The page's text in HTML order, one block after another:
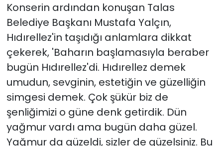
Konserin ardından konuşan Talas
Belediye Başkanı Mustafa Yalçın,
Hıdırellez'in taşıdığı anlamlara dikkat
çekerek, 'Baharın başlamasıyla beraber
bugün Hıdırellez'di. Hıdırellez demek
umudun, sevginin, estetiğin ve güzelliğin
simgesi demek. Çok şükür biz de
şenliğimizi o güne denk getirdik. Dün
yağmur vardı ama bugün daha güzel.
Yağmur da güzeldi, sizler de güzelsiniz. Bu